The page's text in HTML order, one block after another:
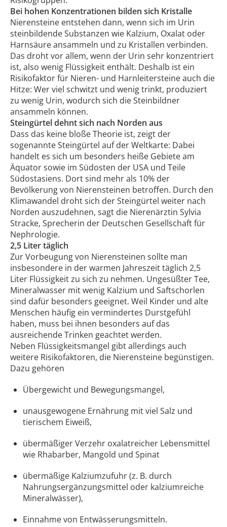
Bei hohen Konzentrationen bilden sich Kristalle
Nierensteine entstehen dann, wenn sich im Urin
steinbildende Substanzen wie Kalzium, Oxalat oder
Harnsäure ansammeln und zu Kristallen verbinden.
Das droht vor allem, wenn der Urin sehr konzentriert
ist, also wenig Flüssigkeit enthält. Deshalb ist ein
Risikofaktor für Nieren- und Harnleitersteine auch die
Hitze: Wer viel schwitzt und wenig trinkt, produziert
zu wenig Urin, wodurch sich die Steinbildner
ansammeln können.
Steingürtel dehnt sich nach Norden aus
Dass das keine bloße Theorie ist, zeigt der
sogenannte Steingürtel auf der Weltkarte: Dabei
handelt es sich um besonders heiße Gebiete am
Äquator sowie im Südosten der USA und Teile
Südostasiens. Dort sind mehr als 10% der
Bevölkerung von Nierensteinen betroffen. Durch den
Klimawandel droht sich der Steingürtel weiter nach
Norden auszudehnen, sagt die Nierenärztin Sylvia
Stracke, Sprecherin der Deutschen Gesellschaft für
Nephrologie.
2,5 Liter täglich
Zur Vorbeugung von Nierensteinen sollte man
insbesondere in der warmen Jahreszeit täglich 2,5
Liter Flüssigkeit zu sich zu nehmen. Ungesüßter Tee,
Mineralwasser mit wenig Kalzium und Saftschorlen
sind dafür besonders geeignet. Weil Kinder und alte
Menschen häufig ein vermindertes Durstgefühl
haben, muss bei ihnen besonders auf das
ausreichende Trinken geachtet werden.
Neben Flüssigkeitsmangel gibt allerdings auch
weitere Risikofaktoren, die Nierensteine begünstigen.
Dazu gehören
Übergewicht und Bewegungsmangel,
unausgewogene Ernährung mit viel Salz und
tierischem Eiweiß,
übermäßiger Verzehr oxalatreicher Lebensmittel
wie Rhabarber, Mangold und Spinat
übermäßige Kalziumzufuhr (z. B. durch
Nahrungsergänzungsmittel oder kalziumreiche
Mineralwässer),
Einnahme von Entwässerungsmitteln.